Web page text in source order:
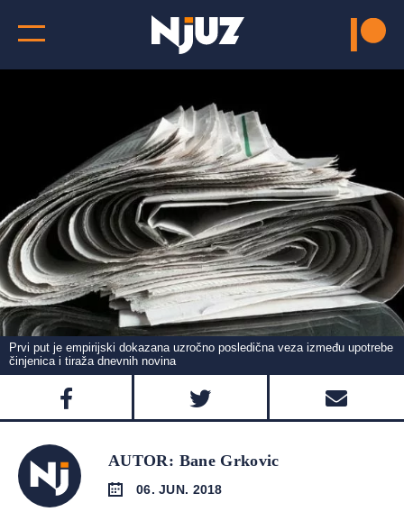
Prvi put je empirijski dokazana uzročno posledična veza između upotrebe
činjenica i tiraža dnevnih novina
AUTOR: Bane Grkovic
06. JUN. 2018